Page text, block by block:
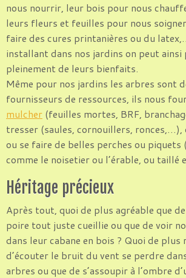
nous nourrir, leur bois pour nous
leurs fleurs et feuilles pour nous
faire des cures printanières ou du
installant dans nos jardins on peut
pleinement de leurs bienfaits.
Même pour nos jardins les arbres sont
fournisseurs de ressources, ils nous
mulcher (feuilles mortes, BRF,
tresser (saules, cornouillers,
ou se faire de belles perches ou
comme le noisetier ou l’érable, ou taillé
Héritage précieux
Après tout, quoi de plus agréable que
poire tout juste cueillie ou que de voir
dans leur cabane en bois ? Quoi de plus
d’écouter le bruit du vent se perdre
arbres ou que de s’assoupir à l’ombre